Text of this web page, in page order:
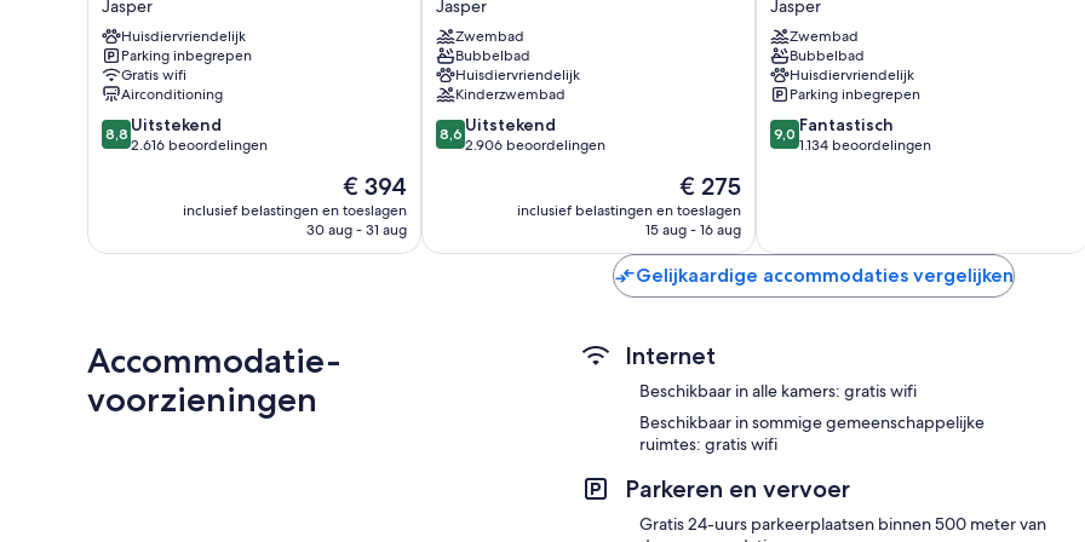
Plasmatelevisies met premium tv-zenders
(kleer)kasten, koffiezetapparaten/waterkokers en dagelijkse
Hotel
Jasper
Jasper
Huisdiervriendelijk
Parking inbegrepen
Gratis wifi
Airconditioning
8.8
van
8,8 Uitstekend
2.616 beoordelingen
De
prijs
is
€ 394
inclusief belastingen en toeslagen
30 aug - 31 aug
Jasper
Jasper
Zwembad
Bubbelbad
Huisdiervriendelijk
Kinderzwembad
8.6
van
8,6 Uitstekend
2.906 beoordelingen
De
prijs
is
€ 275
inclusief belastingen en toeslagen
15 aug - 16 aug
Jasper
Jasper
Zwembad
Bubbelbad
Huisdiervriendelijk
Parking inbegrepen
9.0
van
9,0 Fantastisch
1.134 beoordelingen
Gelijkaardige accommodaties vergelijken
Accommodatie-
voorzieningen
Internet
Beschikbaar in alle kamers: gratis wifi
Beschikbaar in sommige gemeenschappelijke
ruimtes: gratis wifi
Parkeren en vervoer
Gratis 24-uurs parkeerplaatsen binnen 500 meter van